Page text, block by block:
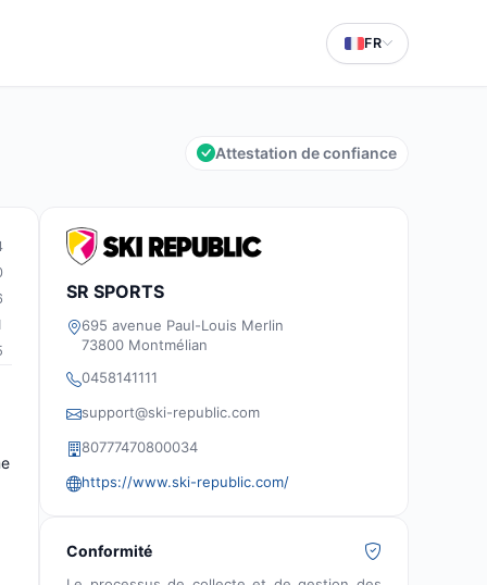
FR
Attestation de confiance
SR SPORTS
695 avenue Paul-Louis Merlin
73800 Montmélian
0458141111
support@ski-republic.com
80777470800034
https://www.ski-republic.com/
Conformité